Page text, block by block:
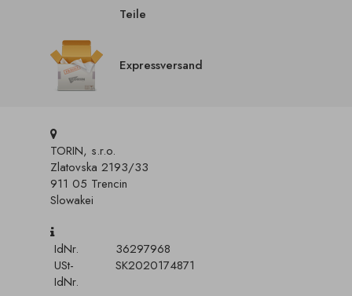
Teile
Expressversand
TORIN, s.r.o.
Zlatovska 2193/33
911 05 Trencin
Slowakei
IdNr.
36297968
USt-
IdNr.
SK2020174871